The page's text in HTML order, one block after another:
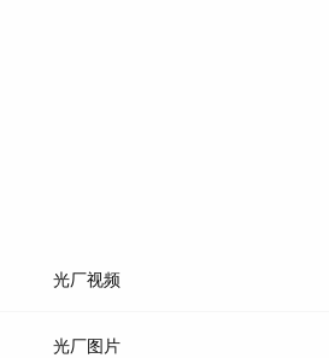
光厂视频
上传视频
光厂图片